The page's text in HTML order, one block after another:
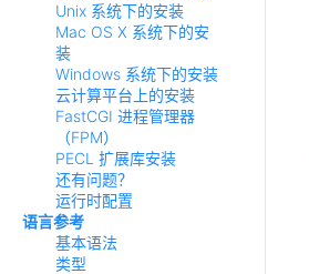
Unix 系统下的安装
Mac OS X 系统下的安
装
Windows 系统下的安装
云计算平台上的安装
FastCGI 进程管理器
（FPM）
PECL 扩展库安装
还有问题？
运行时配置
语言参考
基本语法
类型